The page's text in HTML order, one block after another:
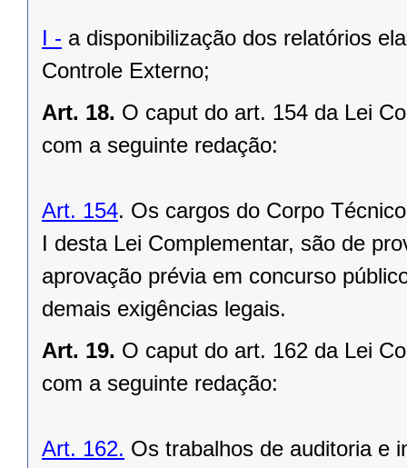
I - a disponibilização dos relatórios
Controle Externo;
Art. 18. O caput do art. 154 da Lei
com a seguinte redação:
Art. 154. Os cargos do Corpo
I desta Lei Complementar, são de
aprovação prévia em concurso
demais exigências legais.
Art. 19. O caput do art. 162 da Lei
com a seguinte redação:
Art. 162. Os trabalhos de auditoria e